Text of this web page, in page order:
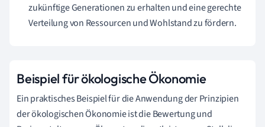
zukünftige Generationen zu erhalten und eine gerechte
Verteilung von Ressourcen und Wohlstand zu fördern.
Beispiel für ökologische Ökonomie
Ein praktisches Beispiel für die Anwendung der Prinzipien
der ökologischen Ökonomie ist die Bewertung und